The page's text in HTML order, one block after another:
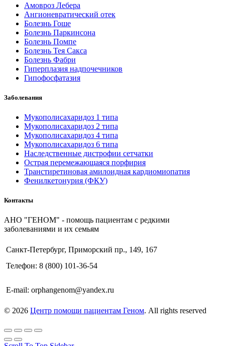
Амовроз Лебера
Ангионевратический отек
Болезнь Гоше
Болезнь Паркинсона
Болезнь Помпе
Болезнь Тея Сакса
Болезнь Фабри
Гиперплазия надпочечников
Гипофосфатазия
Заболевания
Мукополисахаридоз 1 типа
Мукополисахаридоз 2 типа
Мукополисахаридоз 4 типа
Мукополисахаридоз 6 типа
Наследственные дистрофии сетчатки
Острая перемежающаяся порфирия
Транстиретиновая амилоидная кардиомиопатия
Фенилкетонурия (ФКУ)
Контакты
АНО "ГЕНОМ" - помощь пациентам с редкими
заболеваниями и их семьям
Санкт-Петербург, Приморский пр., 149, 167
Телефон: 8 (800) 101-36-54
E-mail: orphangenom@yandex.ru
© 2026 Центр помощи пациентам Геном. All rights reserved